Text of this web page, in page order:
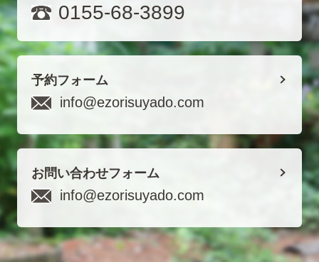
0155-68-3899
予約フォーム
info@ezorisuyado.com
お問い合わせフォーム
info@ezorisuyado.com